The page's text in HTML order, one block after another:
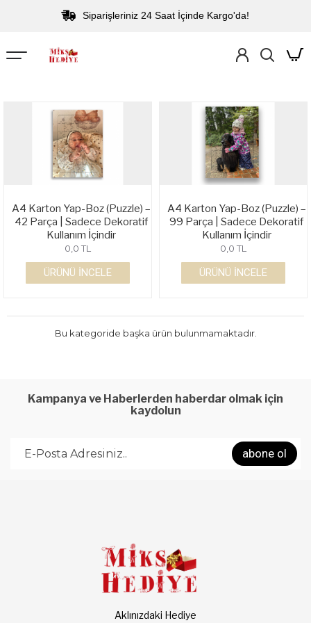
Siparişleriniz 24 Saat İçinde Kargo'da!
A4 Karton Yap-Boz (Puzzle) –
42 Parça | Sadece Dekoratif
Kullanım İçindir
0,0 TL
ÜRÜNÜ İNCELE
A4 Karton Yap-Boz (Puzzle) –
99 Parça | Sadece Dekoratif
Kullanım İçindir
0,0 TL
ÜRÜNÜ İNCELE
Bu kategoride başka ürün bulunmamaktadır.
Kampanya ve Haberlerden haberdar olmak için
kaydolun
abone ol
Aklınızdaki Hediye